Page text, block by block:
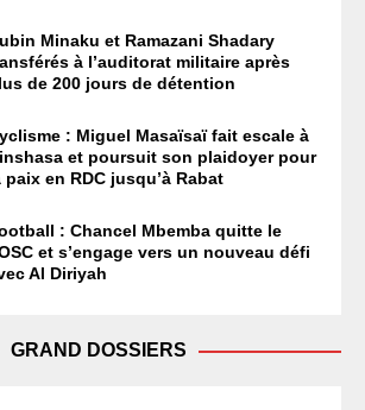
Minaku et Ramazani Shadary
à l’auditorat militaire après
de 200 jours de détention
: Miguel Masaïsaï fait escale à
et poursuit son plaidoyer pour
paix en RDC jusqu’à Rabat
: Chancel Mbemba quitte le
et s’engage vers un nouveau défi
Al Diriyah
GRAND DOSSIERS